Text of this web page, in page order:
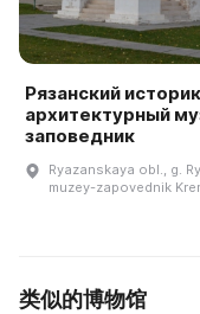
Рязанский
архитектурный
заповедник
Ryazanskaya obl., g.
muzey-zapovednik
类似的博物馆